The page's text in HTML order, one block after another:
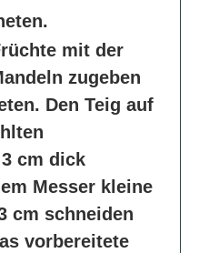
mit der
zugeben
Den Teig auf
cm dick
Messer kleine
cm schneiden
vorbereitete